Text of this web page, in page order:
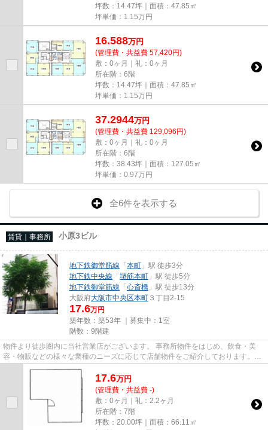
坪数：14.47坪｜面積：47.85㎡
坪単価： 1.15万円
16.588万円
(管理費・共益費 57,420円)
敷：0ヶ月｜礼：0ヶ月
所在階：6階
坪数：14.47坪｜面積：47.85㎡
坪単価： 1.15万円
37.2944万円
(管理費・共益費 129,096円)
敷：0ヶ月｜礼：0ヶ月
所在階：6階
坪数：38.43坪｜面積：127.05㎡
坪単価： 0.97万円
全6件を表示する
賃貸｜事務所 小原3ビル
地下鉄御堂筋線 「本町 」駅 徒歩3分
地下鉄中央線 「堺筋本町 」駅 徒歩5分
地下鉄御堂筋線 「心斎橋 」駅 徒歩13分
大阪府大阪市中央区本町 ３丁目2-15
17.6万円
築年数：築53年 ｜募集中： 1室
階数：9階建
物件より徒歩圏内に当社営業店がございます。 事務所物件をはじめ、飲食・美
容・物販などの様々な業種のニーズに応じて店舗物件をご紹介しております。
尚、弊社ではおとり広告は一切...
17.6万円
(管理費・共益費 -)
敷：0ヶ月｜礼：2.2ヶ月
所在階：7階
坪数：20.00坪｜面積：66.11㎡